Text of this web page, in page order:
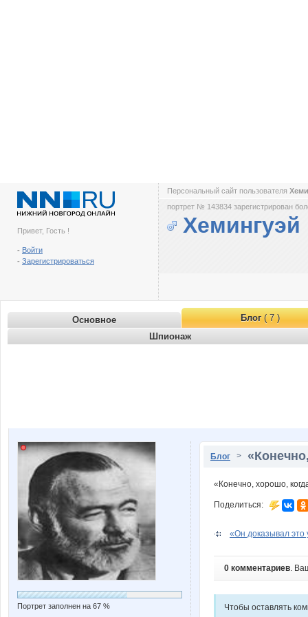
Привет, Гость !
- Войти
- Зарегистрироваться
Персональный сайт пользователя
портрет № 143834 зарегистрирован
Хемингуэй
Основное Блог( 7 )
Шпионаж
Портрет заполнен на 67 %
Блог >
«Конечно, хорошо,
Поделиться:
«Он доказывал это
0 комментариев.
Чтобы оставлять